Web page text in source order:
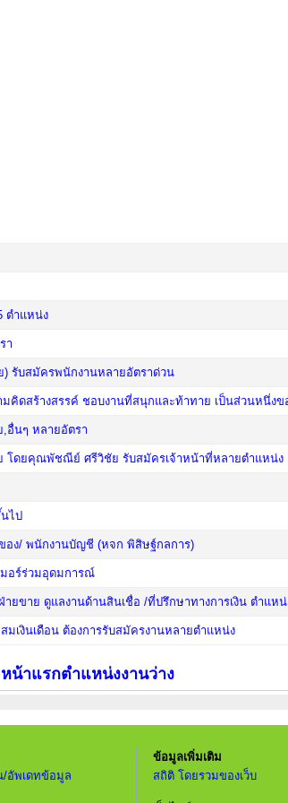
ตำแหน่ง
า
) รับสมัครพนักงานหลายอัตราด่วน
มคิดสร้างสรรค์ ชอบงานที่สนุกและท้าทาย เป็นส่วนหนึ่ง
อื่นๆ หลายอัตรา
โดยคุณพัชณีย์ ศรีวิชัย รับสมัครเจ้าหน้าที่หลายตำแหน่ง
ไป
อง/ พนักงานบัญชี (หจก พิสิษฐ์กลการ)
มอร์ร่วมอุดมการณ์
ขาย ดูแลงานด้านสินเชื่อ /ที่ปรึกษาทางการเงิน ตำแหน่
เงินเดือน ต้องการรับสมัครงานหลายตำแหน่ง
หน้าแรกตำแหน่งงานว่าง
/อัพเดทข้อมูล
ข้อมูลเพิ่มเติม
สถิติ โดยรวมของเว็บ